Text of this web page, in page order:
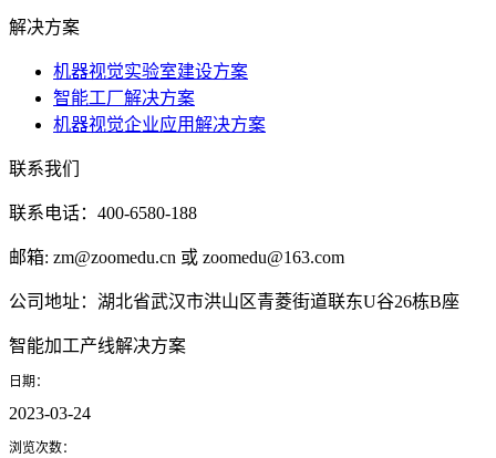
解决方案
机器视觉实验室建设方案
智能工厂解决方案
机器视觉企业应用解决方案
联系我们
联系电话：400-6580-188
邮箱: zm@zoomedu.cn 或 zoomedu@163.com
公司地址：湖北省武汉市洪山区青菱街道联东U谷26栋B座
智能加工产线解决方案
日期：
2023-03-24
浏览次数：